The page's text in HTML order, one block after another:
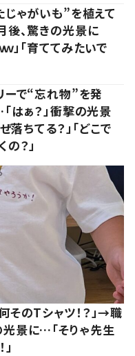
ゃがいも”を植えて
、驚きの光景に
」「育ててみたいで
ーで“忘れ物”を発
はぁ？」衝撃の光景
落ちてる？」「どこで
？」
のTシャツ！？」→職
景に…「そりゃ先生